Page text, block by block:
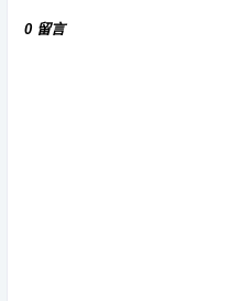
0 留言